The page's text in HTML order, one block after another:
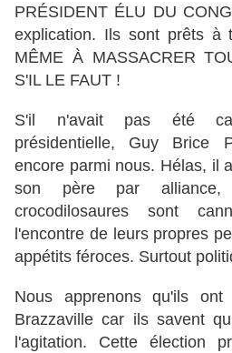
PRÉSIDENT ÉLU DU
explication. Ils sont prêts à
MÊME À MASSACRER
S'IL LE FAUT !
S'il n'avait pas été
présidentielle, Guy Brice
encore parmi nous. Hélas, il
son père par
crocodilosaures sont
l'encontre de leurs propres
appétits féroces. Surtout
Nous apprenons qu'ils
Brazzaville car ils savent
l'agitation. Cette élection